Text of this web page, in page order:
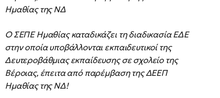
Ημαθίας της ΝΔ
Ο ΣΕΠΕ Ημαθίας καταδικάζει τη διαδικασία ΕΔΕ
στην οποία υποβάλλονται εκπαιδευτικοί της
Δευτεροβάθμιας εκπαίδευσης σε σχολείο της
Βέροιας, έπειτα από παρέμβαση της ΔΕΕΠ
Ημαθίας της ΝΔ!